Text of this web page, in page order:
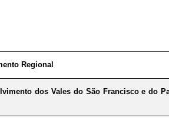
Regional
dos Vales do São Francisco e do